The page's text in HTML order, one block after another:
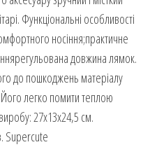
Функціональні особливості
носіння;практичне
довжина лямок.
до пошкоджень матеріалу
Його легко помити теплою
27х13х24,5 см.
Supercute